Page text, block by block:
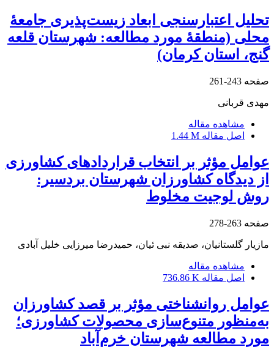
تحلیل اعتبارسنجی ابعاد زیست‌پذیری جامعۀ
محلی (منطقۀ مورد مطالعه: شهرستان قلعه
گنج، استان کرمان)
صفحه 243-261
مهدی قربانی
مشاهده مقاله
اصل مقاله 1.44 M
عوامل مؤثر بر انتخاب قرارداد‌های کشاورزی
از دیدگاه کشاورزان شهرستان بردسیر:
روش لوجیت مخلوط
صفحه 263-278
مازیار گلستانیان، صدیقه نبی ئیان، حمیدرضا میرزایی خلیل آبادی
مشاهده مقاله
اصل مقاله 736.86 K
عوامل روانشناختی مؤثر بر قصد کشاورزان
به‌منظور متنوع‌سازی محصولات کشاورزی؛
مورد مطالعه شهرستان خرم‌آباد